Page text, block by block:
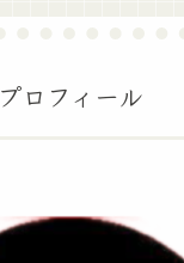
プロフィール